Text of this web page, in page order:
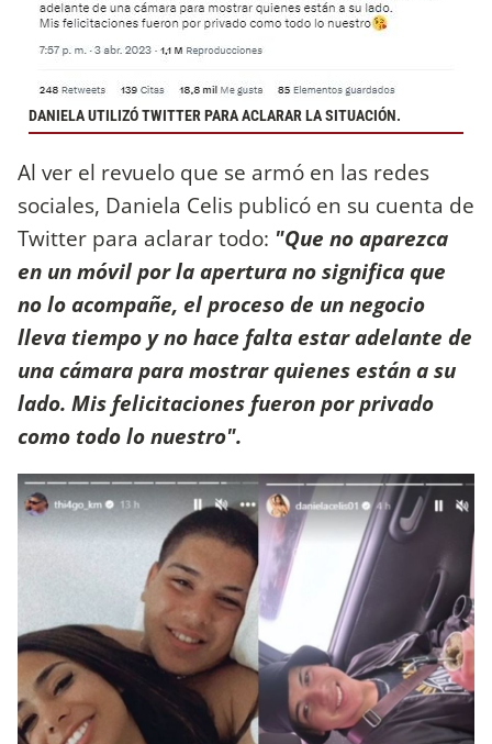
DANIELA UTILIZÓ TWITTER PARA ACLARAR LA SITUACIÓN.
Al ver el revuelo que se armó en las redes
sociales, Daniela Celis publicó en su cuenta de
Twitter para aclarar todo: "Que no aparezca
en un móvil por la apertura no significa que
no lo acompañe, el proceso de un negocio
lleva tiempo y no hace falta estar adelante de
una cámara para mostrar quienes están a su
lado. Mis felicitaciones fueron por privado
como todo lo nuestro".